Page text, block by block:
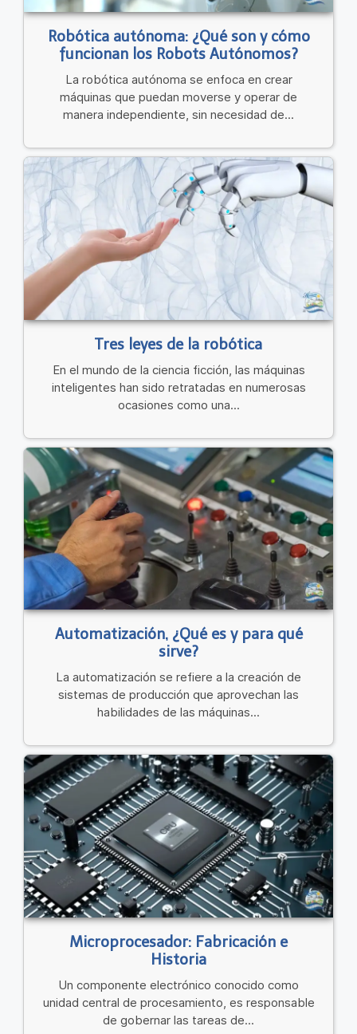
Robótica autónoma: ¿Qué son y cómo
funcionan los Robots Autónomos?
La robótica autónoma se enfoca en crear
máquinas que puedan moverse y operar de
manera independiente, sin necesidad de...
Tres leyes de la robótica
En el mundo de la ciencia ficción, las máquinas
inteligentes han sido retratadas en numerosas
ocasiones como una...
Automatización, ¿Qué es y para qué
sirve?
La automatización se refiere a la creación de
sistemas de producción que aprovechan las
habilidades de las máquinas...
Microprocesador: Fabricación e
Historia
Un componente electrónico conocido como
unidad central de procesamiento, es responsable
de gobernar las tareas de...